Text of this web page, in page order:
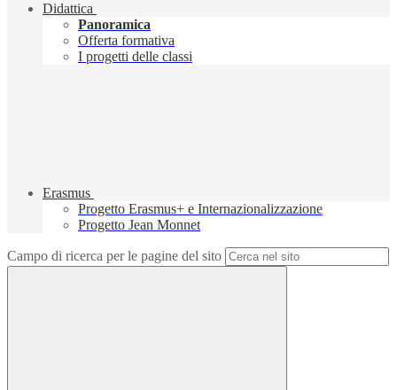
Didattica
Panoramica
Offerta formativa
I progetti delle classi
Erasmus
Progetto Erasmus+ e Internazionalizzazione
Progetto Jean Monnet
Campo di ricerca per le pagine del sito